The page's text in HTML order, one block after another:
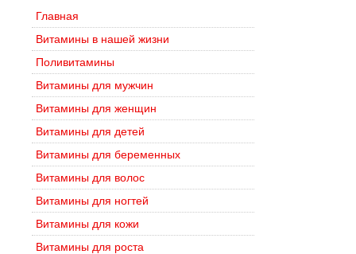
Главная
Витамины в нашей жизни
Поливитамины
Витамины для мужчин
Витамины для женщин
Витамины для детей
Витамины для беременных
Витамины для волос
Витамины для ногтей
Витамины для кожи
Витамины для роста